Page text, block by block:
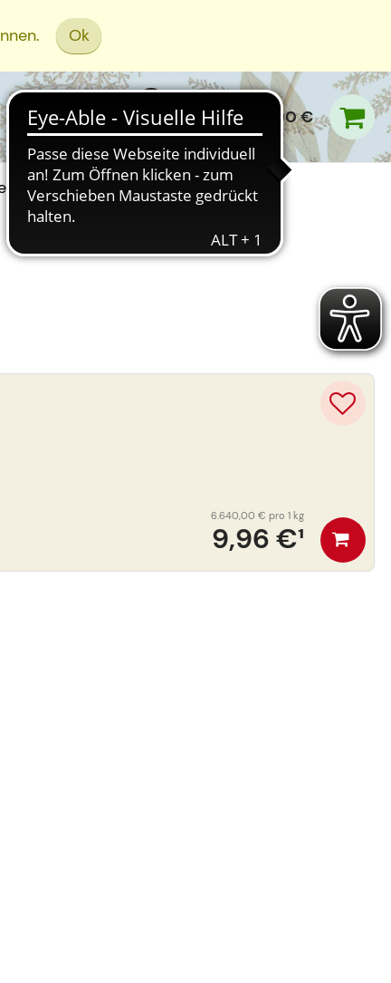
Ok
0,00 €
Einreichen
9,96 €¹
6.640,00 € pro 1 kg